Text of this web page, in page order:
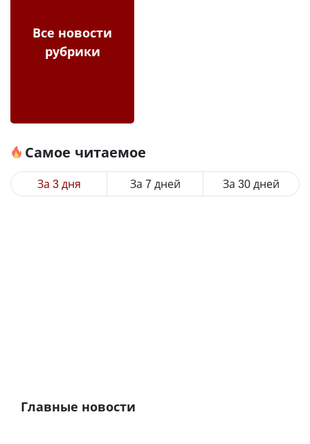
Все новости
рубрики
Самое читаемое
За 3 дня За 7 дней За 30 дней
Главные новости